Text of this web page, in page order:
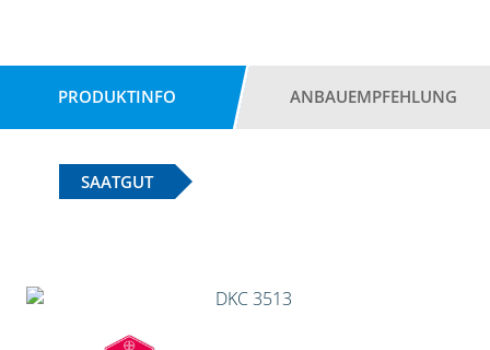
PRODUKTINFO ANBAUEMPFEHLUNG
SAATGUT